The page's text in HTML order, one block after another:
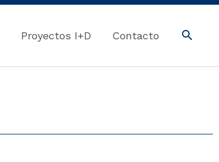
Proyectos I+D Contacto